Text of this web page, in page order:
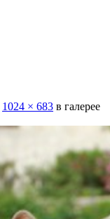
1024 × 683 в галерее